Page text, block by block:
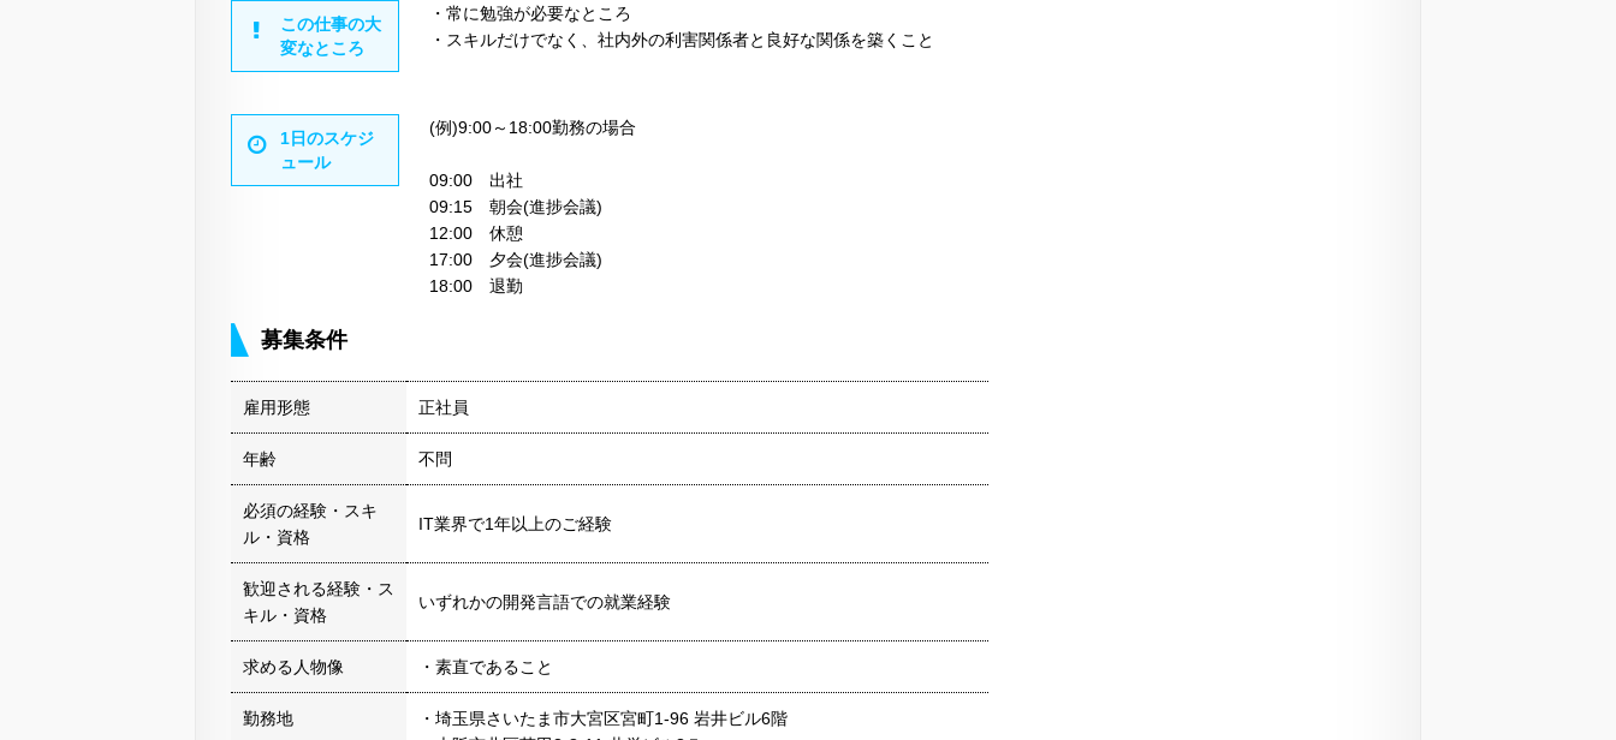
この仕事の大
変なところ
・常に勉強が必要なところ
・スキルだけでなく、社内外の利害関係者と良好な関係を築くこと
1日のスケジ
ュール
(例)9:00～18:00勤務の場合
09:00 出社
09:15 朝会(進捗会議)
12:00 休憩
17:00 夕会(進捗会議)
18:00 退勤
募集条件
雇用形態 正社員
年齢 不問
必須の経験・スキ
ル・資格
IT業界で1年以上のご経験
歓迎される経験・ス
キル・資格
いずれかの開発言語での就業経験
求める人物像 ・素直であること
勤務地
・埼玉県さいたま市大宮区宮町1-96 岩井ビル6階